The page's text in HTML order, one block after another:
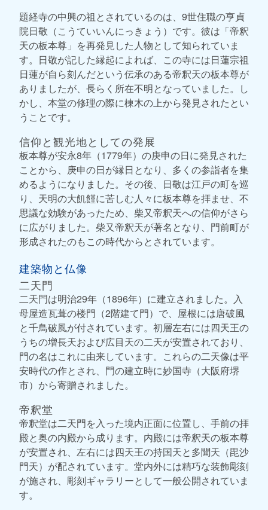
題経寺の中興の祖とされているのは、9世住職の亨貞
院日敬（こうていいんにっきょう）です。彼は「帝釈
天の板本尊」を再発見した人物として知られていま
す。日敬が記した縁起によれば、この寺には日蓮宗祖
日蓮が自ら刻んだという伝承のある帝釈天の板本尊が
ありましたが、長らく所在不明となっていました。し
かし、本堂の修理の際に棟木の上から発見されたとい
うことです。
信仰と観光地としての発展
板本尊が安永8年（1779年）の庚申の日に発見された
ことから、庚申の日が縁日となり、多くの参詣者を集
めるようになりました。その後、日敬は江戸の町を巡
り、天明の大飢饉に苦しむ人々に板本尊を拝ませ、不
思議な効験があったため、柴又帝釈天への信仰がさら
に広がりました。柴又帝釈天が著名となり、門前町が
形成されたのもこの時代からとされています。
建築物と仏像
二天門
二天門は明治29年（1896年）に建立されました。入
母屋造瓦葺の楼門（2階建て門）で、屋根には唐破風
と千鳥破風が付されています。初層左右には四天王の
うちの増長天および広目天の二天が安置されており、
門の名はこれに由来しています。これらの二天像は平
安時代の作とされ、門の建立時に妙国寺（大阪府堺
市）から寄贈されました。
帝釈堂
帝釈堂は二天門を入った境内正面に位置し、手前の拝
殿と奥の内殿から成ります。内殿には帝釈天の板本尊
が安置され、左右には四天王の持国天と多聞天（毘沙
門天）が配されています。堂内外には精巧な装飾彫刻
が施され、彫刻ギャラリーとして一般公開されていま
す。